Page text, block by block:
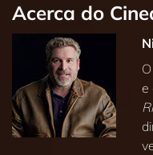
Acerca do
e